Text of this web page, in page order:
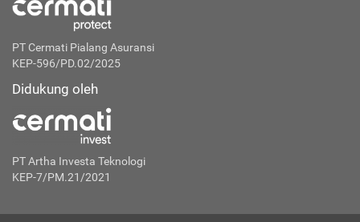
PT Cermati Pialang Asuransi
KEP-596/PD.02/2025
Didukung oleh
PT Artha Investa Teknologi
KEP-7/PM.21/2021